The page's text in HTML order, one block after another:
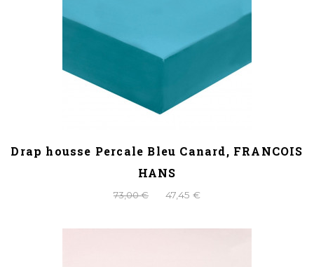
Drap housse Percale Bleu Canard, FRANCOIS
HANS
73,00 € 47,45 €